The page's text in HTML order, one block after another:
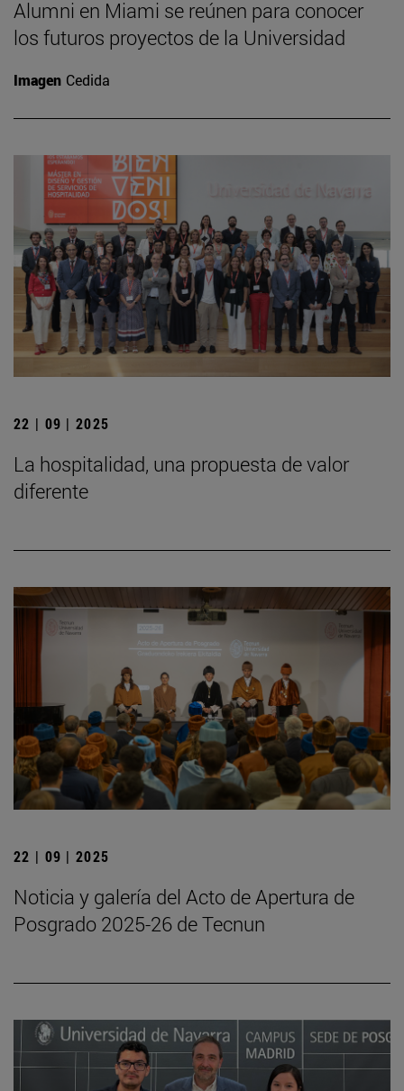
Alumni en Miami se reúnen para conocer
los futuros proyectos de la Universidad
Imagen Cedida
22 | 09 | 2025
La hospitalidad, una propuesta de valor
diferente
22 | 09 | 2025
Noticia y galería del Acto de Apertura de
Posgrado 2025-26 de Tecnun